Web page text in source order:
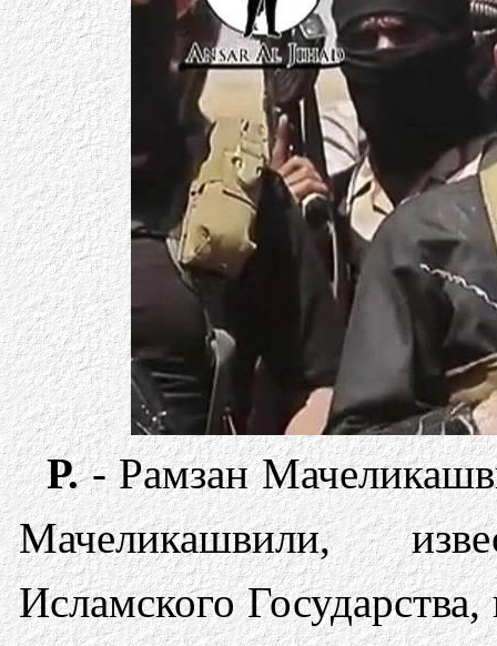
Р.- Рамзан
Мачеликашвили,
Исламского